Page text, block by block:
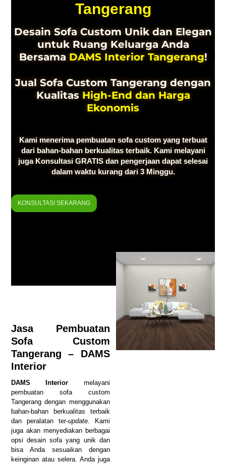
Tangerang
Desain Sofa Custom Unik dan Elegan
untuk Ruang Keluarga Anda
Bersama DAMS Interior Tangerang!
Jual Sofa Custom Tangerang dengan
Kualitas High-End dan Harga
Ekonomis
Kami menerima pembuatan sofa custom yang terbuat
dari bahan-bahan berkualitas terbaik. Kami melayani
juga Konsultasi GRATIS dan pengerjaan dapat selesai
dalam waktu kurang dari 3 Minggu.
KONSULTASI SEKARANG
Jasa Pembuatan
Sofa Custom
Tangerang – DAMS
Interior
DAMS Interior melayani
pembuatan sofa custom
Tangerang dengan menggunakan
bahan-bahan berkualitas terbaik
dan peralatan ter-update. Kami
juga akan menyediakan berbagai
opsi desain sofa yang unik dan
bisa Anda sesuaikan dengan
keinginan atau selera. Anda juga